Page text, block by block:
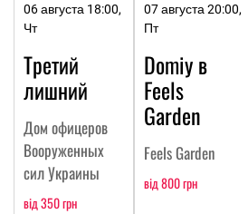
06 августа 18:00,
Чт
Третий
лишний
Дом офицеров
Вооруженных
сил Украины
від 350 грн
07 августа 20:00,
Пт
Domiy в
Feels
Garden
Feels Garden
від 800 грн